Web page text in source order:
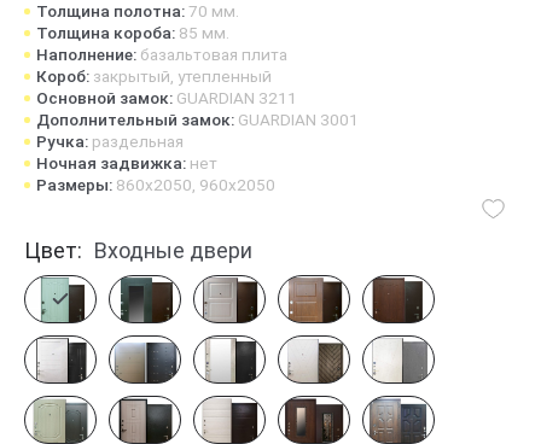
Толщина полотна:70 мм.
Толщина короба: 85 мм.
Наполнение: базальтовая плита
Короб: закрытый, утепленный
Основной замок: GUARDIAN 3211
Дополнительный замок: GUARDIAN 3001
Ручка: раздельная
Ночная задвижка: нет
Размеры: 860х2050, 960х2050
Цвет: Входные двери